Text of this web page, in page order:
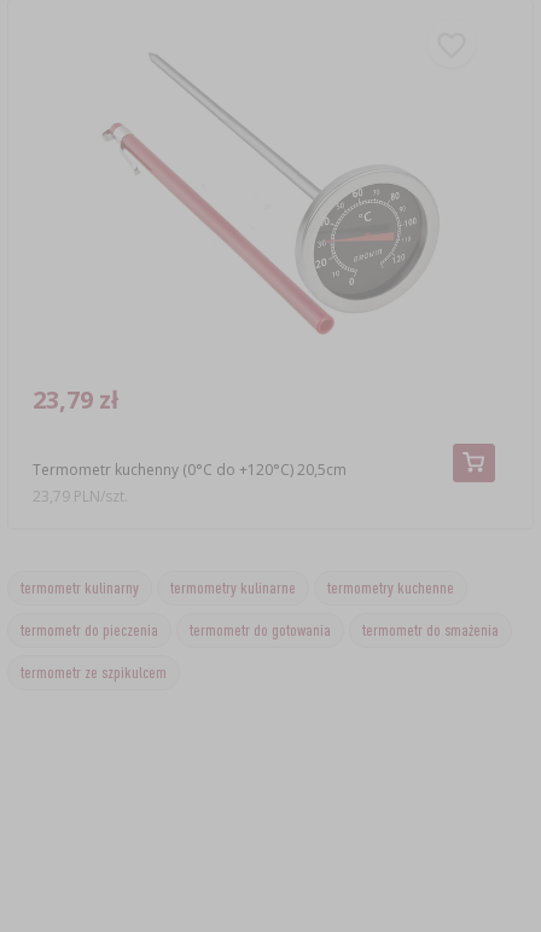
Termometr kuchenny (0°C do +120°C) 20,5cm
23,79 zł
23,79 PLN/szt.
termometr kulinarny termometry kulinarne termometry kuchenne
termometr do pieczenia termometr do gotowania termometr do smażenia
termometr ze szpikulcem